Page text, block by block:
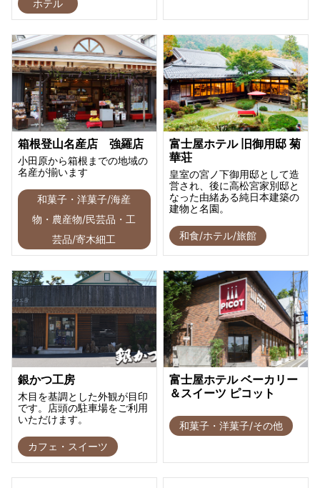
ホテル
箱根登山名産店 強羅店
小田原から箱根までの地域の
名産が揃います
和菓子・洋菓子/海産
物・農産物/民芸品・工
芸品/寄木細工
富士屋ホテル 旧御用邸 菊
華荘
皇室の宮ノ下御用邸として造
営され、後に高松宮家別邸と
なった由緒ある純日本建築の
建物と名園。
和食/ホテル/旅館
銀かつ工房
木目を基調とした外観が目印
です。店頭の駐車場をご利用
いただけます。
カフェ・スイーツ
富士屋ホテル ベーカリー
＆スイーツ ピコット
和菓子・洋菓子/その他